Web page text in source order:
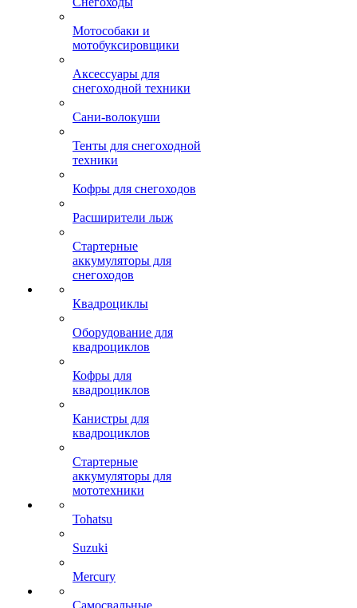
Мотособаки и
мотобуксировщики
Аксессуары для
снегоходной техники
Сани-волокуши
Тенты для снегоходной
техники
Кофры для снегоходов
Расширители лыж
Стартерные
аккумуляторы для
снегоходов
Квадроциклы
Оборудование для
квадроциклов
Кофры для
квадроциклов
Канистры для
квадроциклов
Стартерные
аккумуляторы для
мототехники
Tohatsu
Suzuki
Mercury
Самосвальные